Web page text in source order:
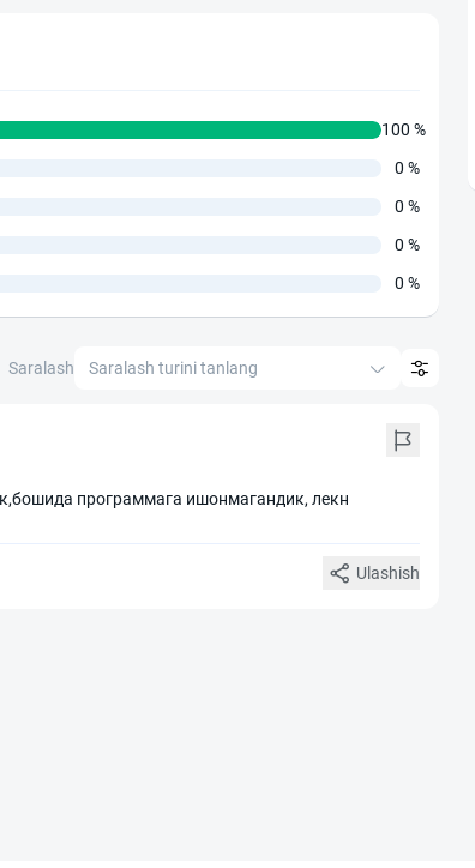
100 %
0 %
0 %
0 %
0 %
Saralash Saralash turini tanlang
программага ишонмагандик, лекн
Ulashish